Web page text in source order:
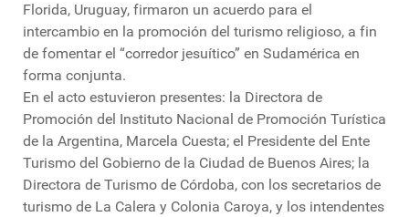
Florida, Uruguay, firmaron un acuerdo para el
intercambio en la promoción del turismo religioso, a fin
de fomentar el “corredor jesuítico” en Sudamérica en
forma conjunta.
En el acto estuvieron presentes: la Directora de
Promoción del Instituto Nacional de Promoción Turística
de la Argentina, Marcela Cuesta; el Presidente del Ente
Turismo del Gobierno de la Ciudad de Buenos Aires; la
Directora de Turismo de Córdoba, con los secretarios de
turismo de La Calera y Colonia Caroya, y los intendentes